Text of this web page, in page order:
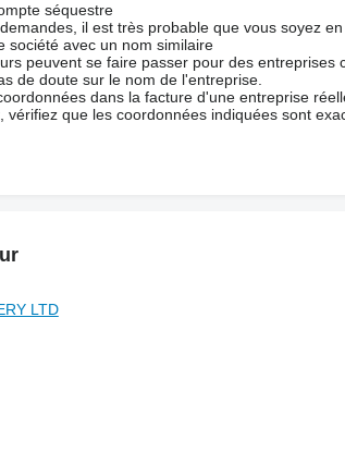
séquestre
il est très probable que vous soyez
société avec un nom similaire
peuvent se faire passer pour des
de doute sur le nom de l'entreprise.
dans la facture d'une entreprise
vérifiez que les coordonnées indiquées sont
LTD